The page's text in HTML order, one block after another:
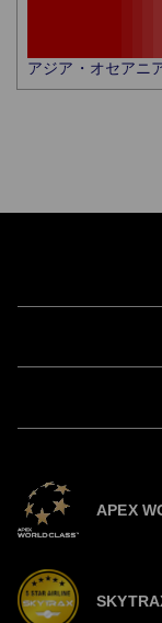
アジア・オセアニ
APEX